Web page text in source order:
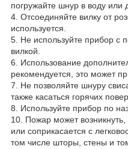
погружайте шнур в воду или
4. Отсоединяйте вилку от
используется.
5. Не используйте прибор
вилкой.
6. Использование
рекомендуется, это может
7. Не позволяйте шнуру
также касаться горячих
8. Используйте прибор по
10. Пожар может
или соприкасается с
том числе шторы, стены и